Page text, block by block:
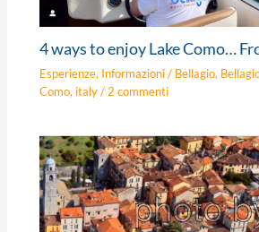
4 ways to enjoy Lake Como…
Esperienze, Informazioni/ Bellagio,
Como, italy/ 2 commenti